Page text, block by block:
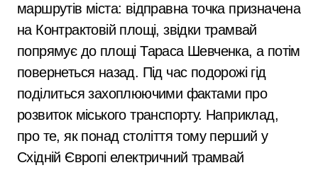
маршрутів міста: відправна точка призначена
на Контрактовій площі, звідки трамвай
попрямує до площі Тараса Шевченка, а потім
повернеться назад. Під час подорожі гід
поділиться захоплюючими фактами про
розвиток міського транспорту. Наприклад,
про те, як понад століття тому перший у
Східній Європі електричний трамвай